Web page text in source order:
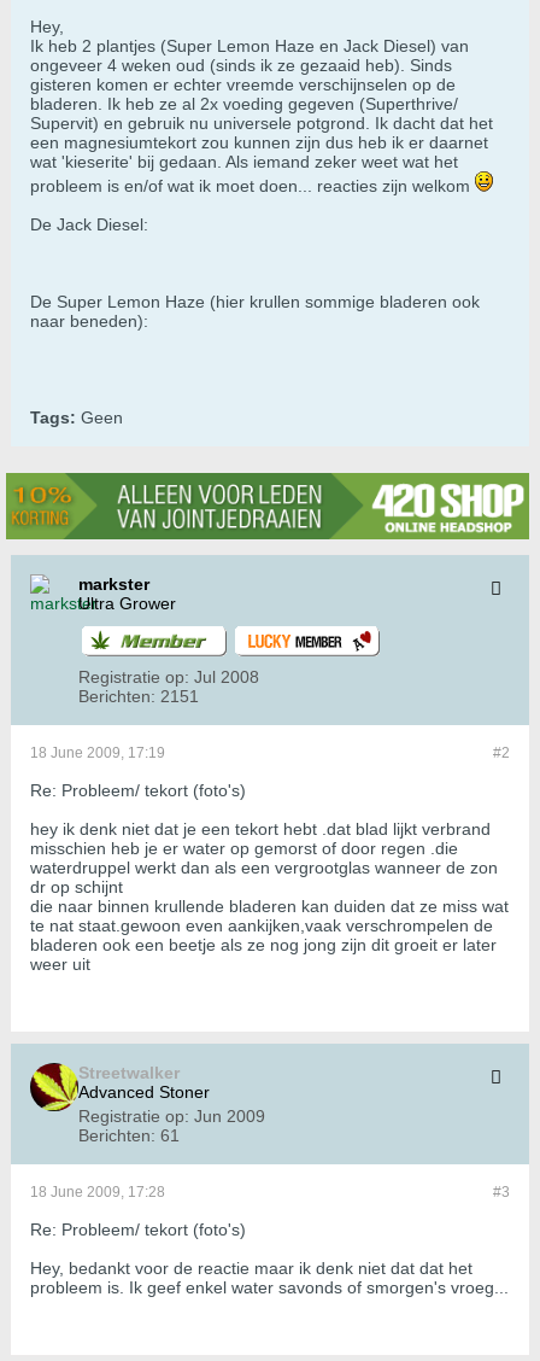
Hey,
Ik heb 2 plantjes (Super Lemon Haze en Jack Diesel) van
ongeveer 4 weken oud (sinds ik ze gezaaid heb). Sinds
gisteren komen er echter vreemde verschijnselen op de
bladeren. Ik heb ze al 2x voeding gegeven (Superthrive/
Supervit) en gebruik nu universele potgrond. Ik dacht dat het
een magnesiumtekort zou kunnen zijn dus heb ik er daarnet
wat 'kieserite' bij gedaan. Als iemand zeker weet wat het
probleem is en/of wat ik moet doen... reacties zijn welkom
De Jack Diesel:
De Super Lemon Haze (hier krullen sommige bladeren ook
naar beneden):
Tags: Geen
markster
Ultra Grower
Registratie op: Jul 2008
Berichten: 2151
#2
18 June 2009, 17:19
Re: Probleem/ tekort (foto's)
hey ik denk niet dat je een tekort hebt .dat blad lijkt verbrand
misschien heb je er water op gemorst of door regen .die
waterdruppel werkt dan als een vergrootglas wanneer de zon
dr op schijnt
die naar binnen krullende bladeren kan duiden dat ze miss wat
te nat staat.gewoon even aankijken,vaak verschrompelen de
bladeren ook een beetje als ze nog jong zijn dit groeit er later
weer uit
Streetwalker
Advanced Stoner
Registratie op: Jun 2009
Berichten: 61
#3
18 June 2009, 17:28
Re: Probleem/ tekort (foto's)
Hey, bedankt voor de reactie maar ik denk niet dat dat het
probleem is. Ik geef enkel water savonds of smorgen's vroeg...